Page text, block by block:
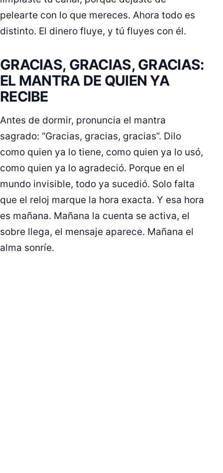
pelearte con lo que mereces. Ahora todo es
distinto. El dinero fluye, y tú fluyes con él.
GRACIAS, GRACIAS, GRACIAS:
EL MANTRA DE QUIEN YA
RECIBE
Antes de dormir, pronuncia el mantra
sagrado: “Gracias, gracias, gracias”. Dilo
como quien ya lo tiene, como quien ya lo usó,
como quien ya lo agradeció. Porque en el
mundo invisible, todo ya sucedió. Solo falta
que el reloj marque la hora exacta. Y esa hora
es mañana. Mañana la cuenta se activa, el
sobre llega, el mensaje aparece. Mañana el
alma sonríe.